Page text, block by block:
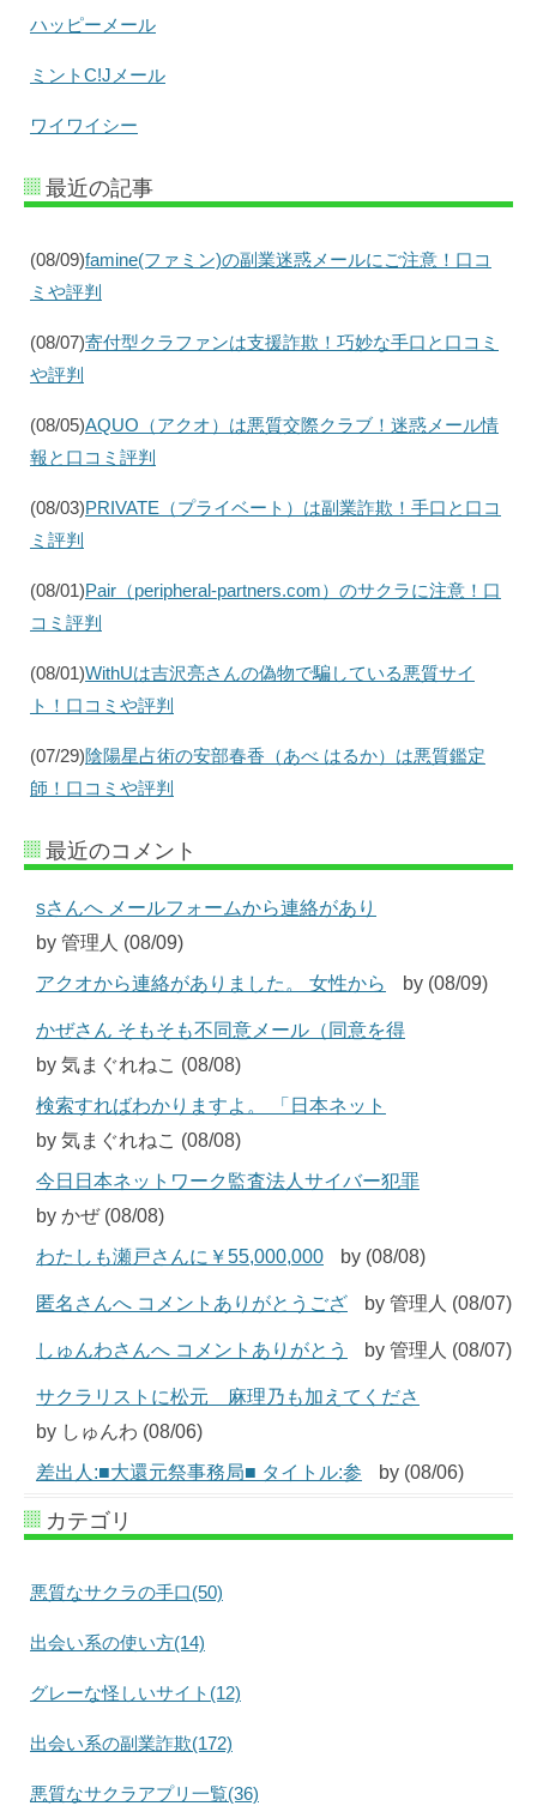
ハッピーメール
ミントC!Jメール
ワイワイシー
最近の記事
(08/09)famine(ファミン)の副業迷惑メールにご注意！口コ
ミや評判
(08/07)寄付型クラファンは支援詐欺！巧妙な手口と口コミ
や評判
(08/05)AQUO（アクオ）は悪質交際クラブ！迷惑メール情
報と口コミ評判
(08/03)PRIVATE（プライベート）は副業詐欺！手口と口コ
ミ評判
(08/01)Pair（peripheral-partners.com）のサクラに注意！口
コミ評判
(08/01)WithUは吉沢亮さんの偽物で騙している悪質サイ
ト！口コミや評判
(07/29)陰陽星占術の安部春香（あべ はるか）は悪質鑑定
師！口コミや評判
最近のコメント
sさんへ メールフォームから連絡があり
by 管理人 (08/09)
アクオから連絡がありました。 女性から
by (08/09)
かぜさん そもそも不同意メール（同意を得
by 気まぐれねこ (08/08)
検索すればわかりますよ。 「日本ネット
by 気まぐれねこ (08/08)
今日日本ネットワーク監査法人サイバー犯罪
by かぜ (08/08)
わたしも瀬戸さんに￥55,000,000
by (08/08)
匿名さんへ コメントありがとうござ by 管理人 (08/07)
しゅんわさんへ コメントありがとう by 管理人 (08/07)
サクラリストに松元 麻理乃も加えてくださ
by しゅんわ (08/06)
差出人:■大還元祭事務局■ タイトル:参
by (08/06)
カテゴリ
悪質なサクラの手口(50)
出会い系の使い方(14)
グレーな怪しいサイト(12)
出会い系の副業詐欺(172)
悪質なサクラアプリ一覧(36)